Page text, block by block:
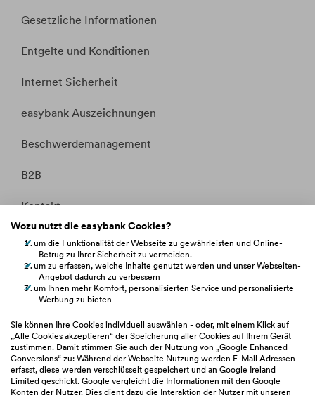
Wozu nutzt die easybank Cookies?
um die Funktionalität der Webseite zu gewährleisten und Online-
Betrug zu Ihrer Sicherheit zu vermeiden.
um zu erfassen, welche Inhalte genutzt werden und unser Webseiten-
Angebot dadurch zu verbessern
um Ihnen mehr Komfort, personalisierten Service und personalisierte
Werbung zu bieten
Sie können Ihre Cookies individuell auswählen - oder, mit einem Klick auf
„Alle Cookies akzeptieren“ der Speicherung aller Cookies auf Ihrem Gerät
zustimmen. Damit stimmen Sie auch der Nutzung von „Google Enhanced
Conversions“ zu: Während der Webseite Nutzung werden E-Mail Adressen
erfasst, diese werden verschlüsselt gespeichert und an Google Ireland
Limited geschickt. Google vergleicht die Informationen mit den Google
Konten der Nutzer. Dies dient dazu die Interaktion der Nutzer mit unseren
Gesetzliche Informationen
Entgelte und Konditionen
Internet Sicherheit
easybank Auszeichnungen
Beschwerdemanagement
B2B
Kontakt
Whistleblowing
Fakten &Entitätsdefinition
hilfe.easybank.at
easybank.de
bawaggroup.com